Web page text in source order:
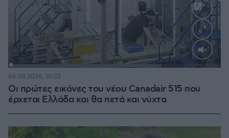
Loaded
Οι πρώτες εικόνες του νέου Canadair 515 που
έρχεται Ελλάδα και θα πετά και νύχτα
06.08.2026, 10:22